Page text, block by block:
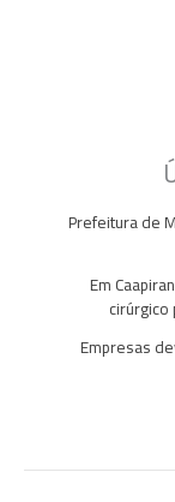
Prefeitura de
Em
Empresas